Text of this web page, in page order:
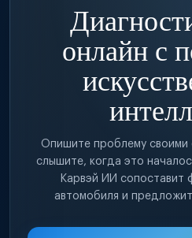
онлайн с
Опишите проблему своими
слышите, когда это
Карвэй ИИ сопоставит
автомобиля и